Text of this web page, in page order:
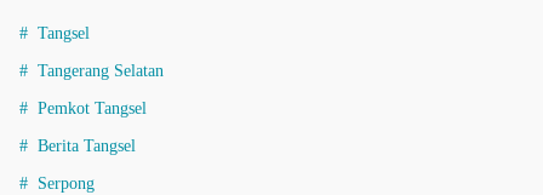
Tangsel
Tangerang Selatan
Pemkot Tangsel
Berita Tangsel
Serpong